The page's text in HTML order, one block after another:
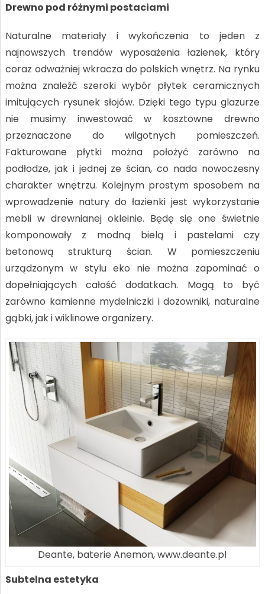
Drewno pod różnymi postaciami
Naturalne materiały i wykończenia to jeden z
najnowszych trendów wyposażenia łazienek, który
coraz odważniej wkracza do polskich wnętrz. Na rynku
można znaleźć szeroki wybór płytek ceramicznych
imitujących rysunek słojów. Dzięki tego typu glazurze
nie musimy inwestować w kosztowne drewno
przeznaczone do wilgotnych pomieszczeń.
Fakturowane płytki można położyć zarówno na
podłodze, jak i jednej ze ścian, co nada nowoczesny
charakter wnętrzu. Kolejnym prostym sposobem na
wprowadzenie natury do łazienki jest wykorzystanie
mebli w drewnianej okleinie. Będę się one świetnie
komponowały z modną bielą i pastelami czy
betonową strukturą ścian. W pomieszczeniu
urządzonym w stylu eko nie można zapominać o
dopełniających całość dodatkach. Mogą to być
zarówno kamienne mydelniczki i dozowniki, naturalne
gąbki, jak i wiklinowe organizery.
Deante, baterie Anemon, www.deante.pl
Subtelna estetyka